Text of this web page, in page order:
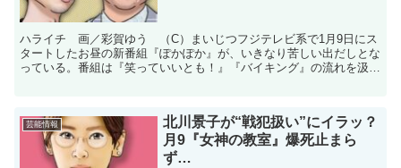
ハライチ 画／彩賀ゆう （C）まいじつフジテレビ系で1月9日にス
タートしたお昼の新番組『ぽかぽか』が、いきなり苦しい出だしとな
っている。番組は『笑っていいとも！』『バイキング』の流れを汲
芸能情報
北川景子が“戦犯扱い”にイラッ？
月9『女神の教室』爆死止まら
ず…